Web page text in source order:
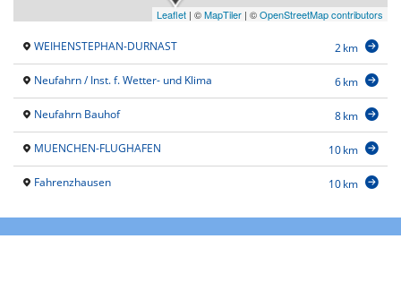
Leaflet | ©MapTiler | ©OpenStreetMap contributors
WEIHENSTEPHAN-DURNAST 2 km
Neufahrn / Inst. f. Wetter- und Klima 6 km
Neufahrn Bauhof 8 km
MUENCHEN-FLUGHAFEN 10 km
Fahrenzhausen 10 km